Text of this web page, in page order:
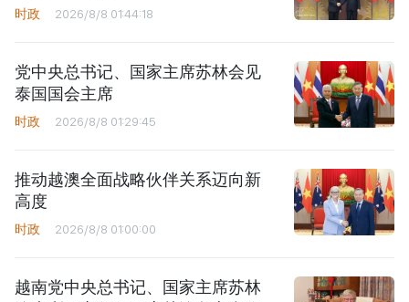
时政 2026/8/8 01:44:18
党中央总书记、国家主席苏林会见
泰国国会主席
时政 2026/8/8 01:29:45
推动越澳全面战略伙伴关系迈向新
高度
时政 2026/8/8 01:00:00
越南党中央总书记、国家主席苏林